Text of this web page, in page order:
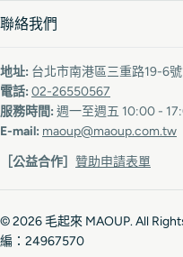
聯絡我們
地址: 台北市南港區三重路19-6
電話: 02-26550567
服務時間: 週一至週五 10:00 -
E-mail: maoup@maoup.com.tw
［公益合作］ 贊助申請表單
© 2026 毛起來 MAOUP. All
編：24967570